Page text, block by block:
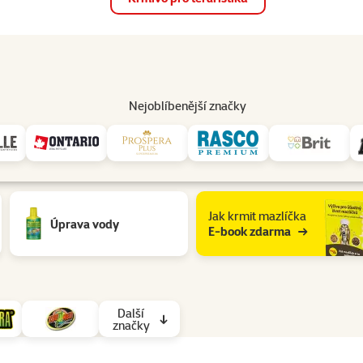
Nejoblíbenější značky
Prodejny Služby
Úprava vody
Jak krmit mazlíčka
E-book zdarma
Další
značky